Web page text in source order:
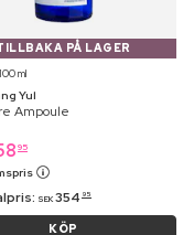
PÅ LAGER
ml
Yul
Ampoule
95
SEK 354 95
KÖP